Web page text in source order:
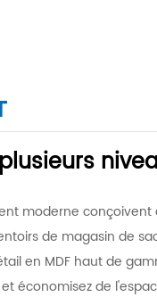
moderne
de magasin de
en MDF haut de
économisez de